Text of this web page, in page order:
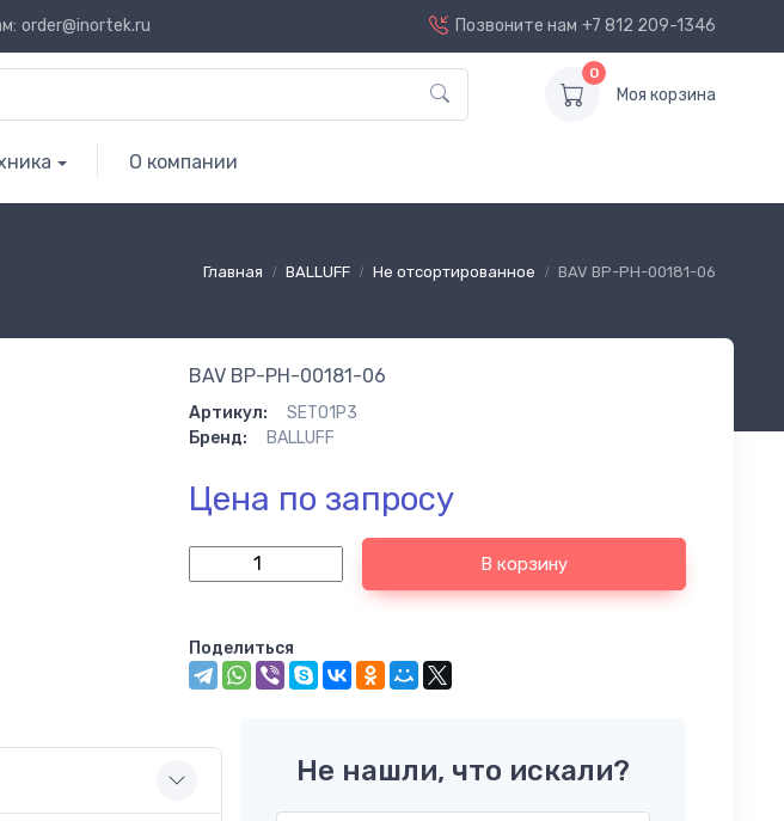
order@inortek.ru Позвоните нам +7 812 209-1346
0
Моя корзина
О компании
Главная BALLUFF Не отсортированное BAV BP-PH-00181-06
BAV BP-PH-00181-06
Артикул:
SET01P3
Бренд:
BALLUFF
Цена по запросу
В корзину
Поделиться
Не нашли, что искали?